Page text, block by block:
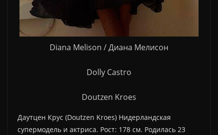
Diana Melison / Диана Мелисон
Dolly Castro
Doutzen Kroes
Даутцен Крус (Doutzen Kroes) Нидерландская
супермодель и актриса. Рост: 178 см. Родилась 23